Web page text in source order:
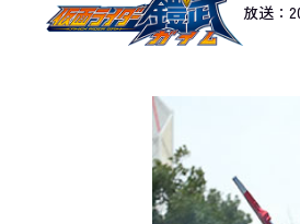
放送：